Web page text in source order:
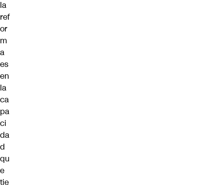
la
ref
or
m
a
es
en
la
ca
pa
ci
da
d
qu
e
tie